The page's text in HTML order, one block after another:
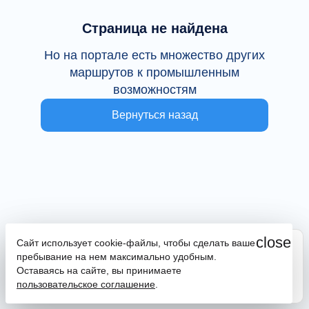
Страница не найдена
Но на портале есть множество других
маршрутов к промышленным
возможностям
Вернуться назад
close
Сайт использует cookie-файлы, чтобы сделать ваше
пребывание на нем максимально удобным.
Оставаясь на сайте, вы принимаете
пользовательское соглашение
Сайт находится в тестовой эксплуатации
В случае наличия ошибок или замечаний просим
сообщить на почтуpromportal@frpkk.ru
написать нам в чатилизаказать обратный звонок